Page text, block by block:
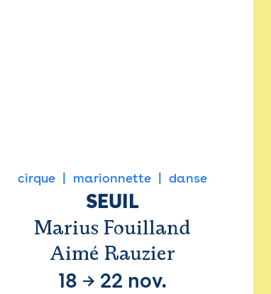
cirque marionnette danse
SEUIL
Marius Fouilland
Aimé Rauzier
18 → 22 nov.